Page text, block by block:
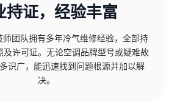
持证，经验丰富
师团队拥有多年冷气维修经验，全部持
及许可证。无论空调品牌型号或疑难故
识广，能迅速找到问题根源并加以解
决。